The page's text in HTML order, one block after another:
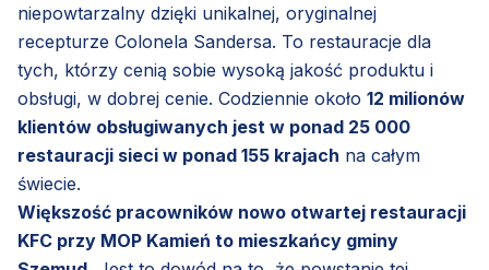
niepowtarzalny dzięki unikalnej, oryginalnej
recepturze Colonela Sandersa. To restauracje dla
tych, którzy cenią sobie wysoką jakość produktu i
obsługi, w dobrej cenie. Codziennie około 12 milionów
klientów obsługiwanych jest w ponad 25 000
restauracji sieci w ponad 155 krajach na całym
świecie.
Większość pracowników nowo otwartej restauracji
KFC przy MOP Kamień to mieszkańcy gminy